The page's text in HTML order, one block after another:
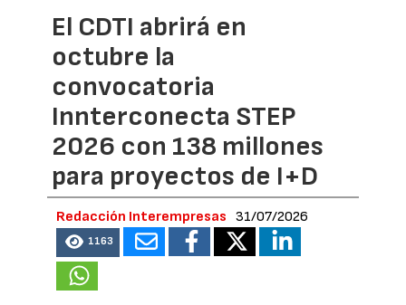
El CDTI abrirá en
octubre la
convocatoria
Innterconecta STEP
2026 con 138 millones
para proyectos de I+D
Redacción Interempresas 31/07/2026
1163